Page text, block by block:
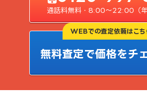
通話料無料・8:00〜22:00（年
WEBでの査定依頼はこち
無料査定で価格をチ